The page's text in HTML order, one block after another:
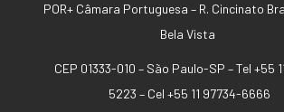
POR+ Câmara Portuguesa –R. Cincinato
Bela Vista
CEP 01333-010 – São Paulo-SP –Tel +55
5223 – Cel +55 11 97734-6666